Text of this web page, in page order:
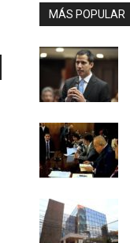
MÁS POPULAR